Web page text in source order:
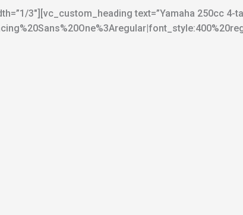
3″][vc_custom_heading text=”Yamaha 250cc 4-